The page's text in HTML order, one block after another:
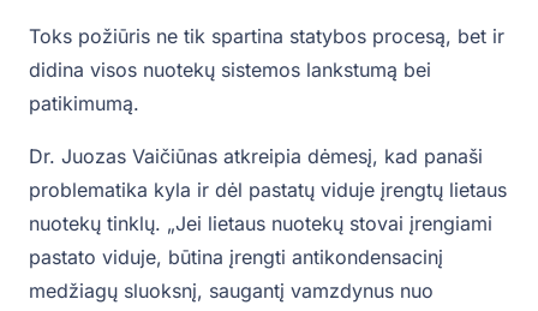
Toks požiūris ne tik spartina statybos procesą, bet ir
didina visos nuotekų sistemos lankstumą bei
patikimumą.
Dr. Juozas Vaičiūnas atkreipia dėmesį, kad panaši
problematika kyla ir dėl pastatų viduje įrengtų lietaus
nuotekų tinklų. „Jei lietaus nuotekų stovai įrengiami
pastato viduje, būtina įrengti antikondensacinį
medžiagų sluoksnį, saugantį vamzdynus nuo